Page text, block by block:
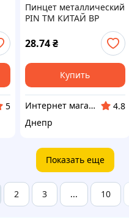
5
Пинцет металлический
PIN ТМ КИТАЙ BP
28.74 ₴
Купить
Интернет магазин BuyPlace
4.8
Днепр
Показать еще
2 3 ... 10